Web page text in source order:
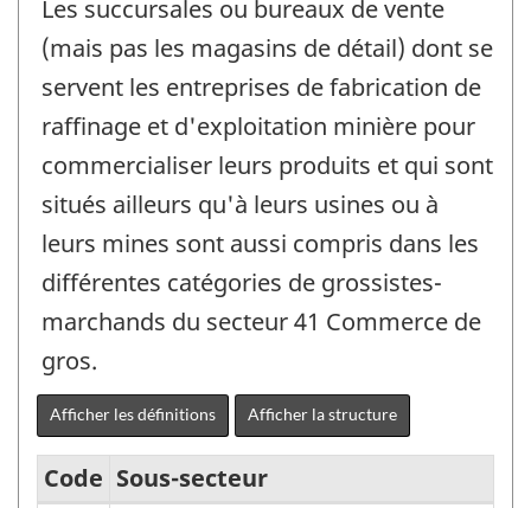
Les succursales ou bureaux de vente
(mais pas les magasins de détail) dont se
servent les entreprises de fabrication de
raffinage et d'exploitation minière pour
commercialiser leurs produits et qui sont
situés ailleurs qu'à leurs usines ou à
leurs mines sont aussi compris dans les
différentes catégories de grossistes-
marchands du secteur 41 Commerce de
gros.
Afficher les définitions Afficher la structure
Code Sous-secteur